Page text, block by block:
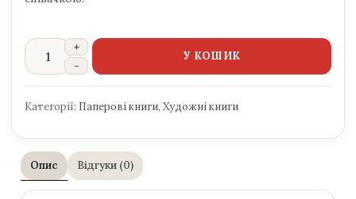
У КОШИК
Категорії: Паперові книги, Художні книги
Опис Відгуки (0)